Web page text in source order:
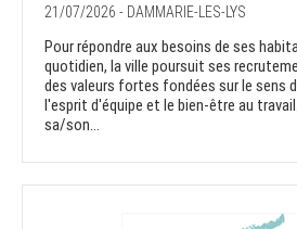
21/07/2026 - DAMMARIE-LES-LYS
Pour répondre aux besoins de ses
quotidien, la ville poursuit ses
des valeurs fortes fondées sur le sens
l'esprit d'équipe et le bien-être au
sa/son...